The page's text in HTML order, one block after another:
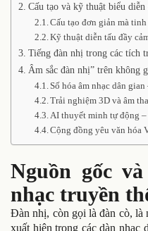
Cấu tạo và kỹ thuật biểu diễn
Cấu tạo đơn giản mà tinh
Kỹ thuật diễn tấu đầy
Tiếng đàn nhị trong các tích
Âm sắc đàn nhị” trên không
Số hóa âm nhạc dân
Trải nghiệm 3D và âm
AI thuyết minh tự động
Cộng đồng yêu văn hóa
Nguồn gốc
nhạc truyền
Đàn nhị, còn gọi là đàn cò, là
xuất hiện trong các dàn nhạc